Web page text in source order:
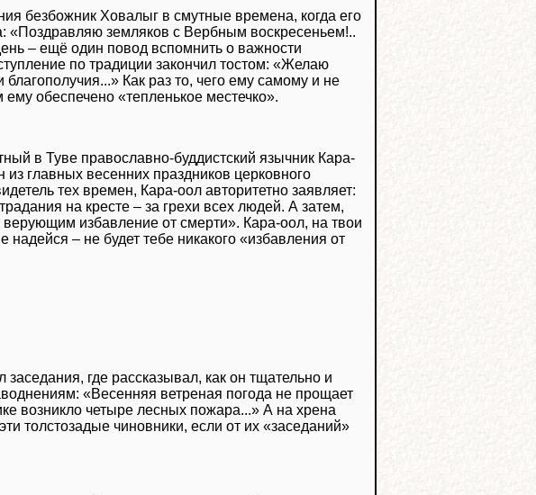
безбожник Ховалыг в смутные времена, когда его
«Поздравляю земляков с Вербным воскресеньем!..
– ещё один повод вспомнить о важности
по традиции закончил тостом: «Желаю
Как раз то, чего ему самому и не
обеспечено «тепленькое местечко».
в Туве православно-буддистский язычник Кара-
главных весенних праздников церковного
тех времен, Кара-оол авторитетно заявляет:
на кресте – за грехи всех людей. А затем,
избавление от смерти». Кара-оол, на твои
надейся – не будет тебе никакого «избавления от
где рассказывал, как он тщательно и
«Весенняя ветреная погода не прощает
возникло четыре лесных пожара...» А на хрена
толстозадые чиновники, если от их «заседаний»